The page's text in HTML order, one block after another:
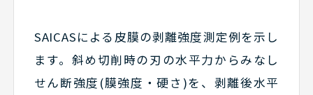
SAICASによる皮膜の剥離強度測定例を示し
ます。斜め切削時の刃の水平力からみなし
せん断強度(膜強度・硬さ)を、剥離後水平